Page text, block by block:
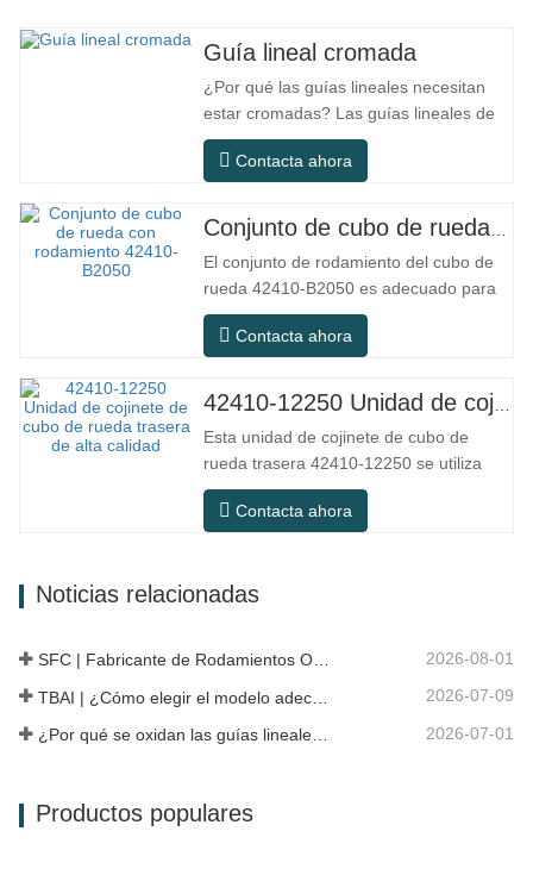
Guía lineal cromada
¿Por qué las guías lineales necesitan
estar cromadas? Las guías lineales de
acero ordinario pueden satisfacer las
necesidades operativas básicas en
convencionales, pero en escenarios de
uso práctico como equipos de
automatización, máquinas herramienta
de precisión, equipos…
Contacta ahora
El conjunto de rodamiento del cubo de
rueda 42410-B2050 es adecuado para
el mercado de mantenimiento y
reemplazo de automóviles, cumpliendo
desplazamientos diarios, conducción a
carretera urbanas. SFC NO. NÚMERO
OEM NO.Otros.…
Contacta ahora
Esta unidad de cojinete de cubo de
rueda trasera 42410-12250 se utiliza
principalmente en el sistema de eje
trasero de modelos japoneses y
y estructuras de instalación. En
Contacta ahora
Noticias relacionadas
SFC | Fabricante de Rodamientos OEM vs Empresa Comercial 2026-08-01
2026-07-09
2026-07-01
Productos populares